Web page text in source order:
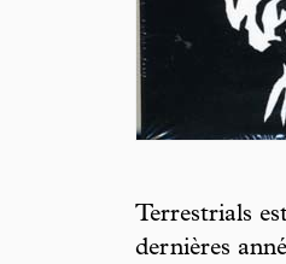
Terrestrials
dernières